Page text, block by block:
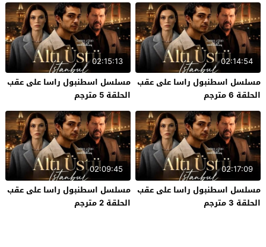
02:14:54
مسلسل اسطنبول راسا على عقب
الحلقة 6 مترجم
02:15:13
مسلسل اسطنبول راسا على عقب
الحلقة 5 مترجم
02:17:09
مسلسل اسطنبول راسا على عقب
الحلقة 3 مترجم
02:09:45
مسلسل اسطنبول راسا على عقب
الحلقة 2 مترجم